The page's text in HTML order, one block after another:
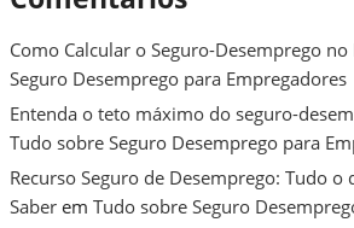
Como Calcular o Seguro-Desemprego no
Seguro Desemprego para Empregadores
Entenda o teto máximo do seguro-
Tudo sobre Seguro Desemprego para
Recurso Seguro de Desemprego: Tudo o
Saber em Tudo sobre Seguro